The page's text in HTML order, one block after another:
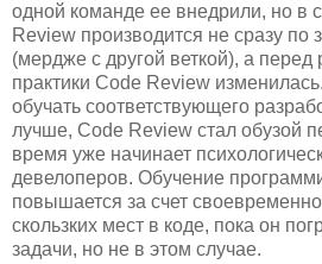
одной команде ее внедрили, но в
Review производится не сразу по
(мердже с другой веткой), а
практики Code Review
обучать соответствующего
лучше, Code Review стал обузой
время уже начинает
девелоперов. Обучение
повышается за счет
скользких мест в коде, пока он
задачи, но не в этом случае.